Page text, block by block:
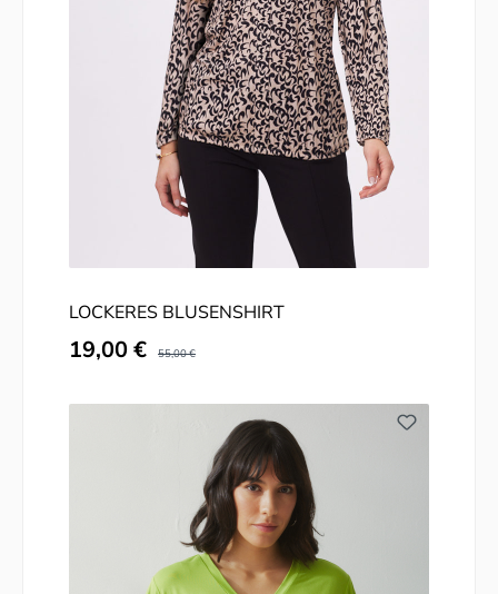
LOCKERES BLUSENSHIRT
Verkaufspreis:
19,00 € Regulärer Preis:
55,00 €